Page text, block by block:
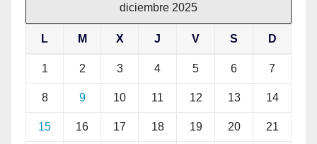
diciembre 2025
L M X J V S D
1 2 3 4 5 6 7
8 9 10 11 12 13 14
15 16 17 18 19 20 21